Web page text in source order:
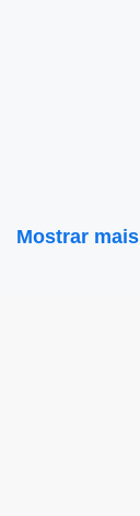
Mostrar mais